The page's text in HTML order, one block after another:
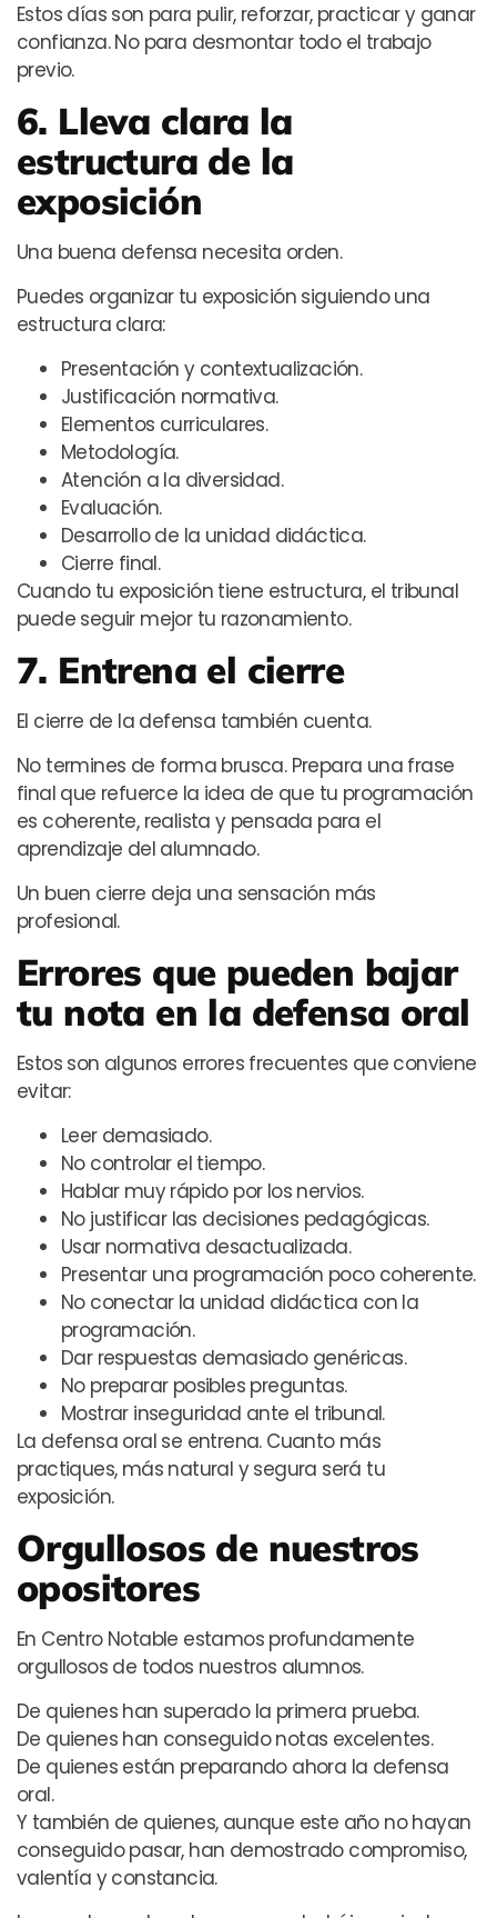
Estos días son para pulir, reforzar, practicar y ganar
confianza. No para desmontar todo el trabajo
previo.
6. Lleva clara la
estructura de la
exposición
Una buena defensa necesita orden.
Puedes organizar tu exposición siguiendo una
estructura clara:
Presentación y contextualización.
Justificación normativa.
Elementos curriculares.
Metodología.
Atención a la diversidad.
Evaluación.
Desarrollo de la unidad didáctica.
Cierre final.
Cuando tu exposición tiene estructura, el tribunal
puede seguir mejor tu razonamiento.
7. Entrena el cierre
El cierre de la defensa también cuenta.
No termines de forma brusca. Prepara una frase
final que refuerce la idea de que tu programación
es coherente, realista y pensada para el
aprendizaje del alumnado.
Un buen cierre deja una sensación más
profesional.
Errores que pueden bajar
tu nota en la defensa oral
Estos son algunos errores frecuentes que conviene
evitar:
Leer demasiado.
No controlar el tiempo.
Hablar muy rápido por los nervios.
No justificar las decisiones pedagógicas.
Usar normativa desactualizada.
Presentar una programación poco coherente.
No conectar la unidad didáctica con la
programación.
Dar respuestas demasiado genéricas.
No preparar posibles preguntas.
Mostrar inseguridad ante el tribunal.
La defensa oral se entrena. Cuanto más
practiques, más natural y segura será tu
exposición.
Orgullosos de nuestros
opositores
En Centro Notable estamos profundamente
orgullosos de todos nuestros alumnos.
De quienes han superado la primera prueba.
De quienes han conseguido notas excelentes.
De quienes están preparando ahora la defensa
oral.
Y también de quienes, aunque este año no hayan
conseguido pasar, han demostrado compromiso,
valentía y constancia.